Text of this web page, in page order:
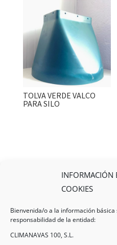
INFORMACIÓN
COOKIES
Bienvenida/o a la información
responsabilidad de la entidad:
CLIMANAVAS 100, S.L.
TOLVA VERDE VALCO
PARA SILO